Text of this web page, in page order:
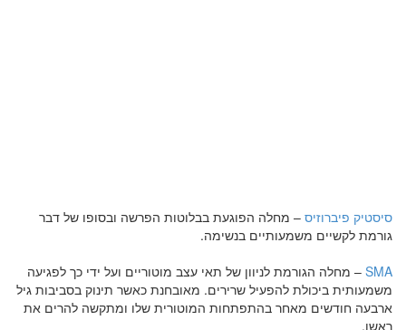
סיסטיק פיברוזיס – מחלה הפוגעת בבלוטות הפרשה ובסופו של דבר
גורמת לקשיים משמעותיים בנשימה.
SMA – מחלה הגורמת לניוון של תאי עצב מוטוריים ועל ידי כך לפגיעה
משמעותית ביכולת להפעיל שרירים. מאובחנת כאשר תינוק בסביבות גיל
ארבעה חודשים מאחר בהתפתחות המוטורית שלו ומתקשה להרים את
ראשו.